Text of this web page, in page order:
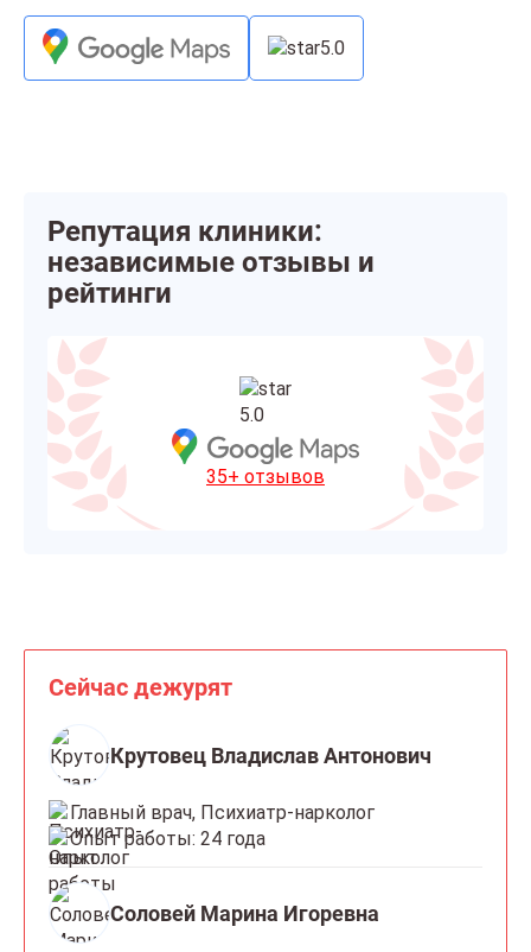
5.0
Репутация клиники:
независимые отзывы и
рейтинги
5.0
35+ отзывов
Сейчас дежурят
Крутовец Владислав Антонович
Главный врач, Психиатр-нарколог
Опыт работы: 24 года
Соловей Марина Игоревна